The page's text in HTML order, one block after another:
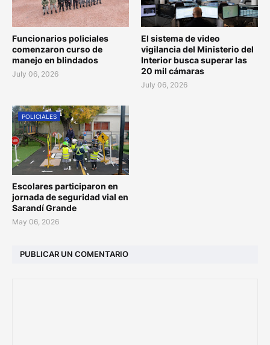
Funcionarios policiales
comenzaron curso de
manejo en blindados
July 06, 2026
El sistema de video
vigilancia del Ministerio del
Interior busca superar las
20 mil cámaras
July 06, 2026
POLICIALES
Escolares participaron en
jornada de seguridad vial en
Sarandí Grande
May 06, 2026
PUBLICAR UN COMENTARIO